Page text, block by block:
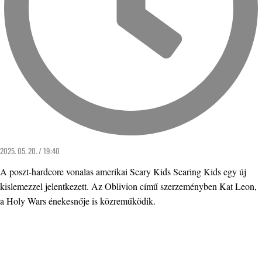
2025. 05. 20. / 19:40
A poszt-hardcore vonalas amerikai Scary Kids Scaring Kids egy új
kislemezzel jelentkezett. Az Oblivion című szerzeményben Kat Leon,
a Holy Wars énekesnője is közreműködik.